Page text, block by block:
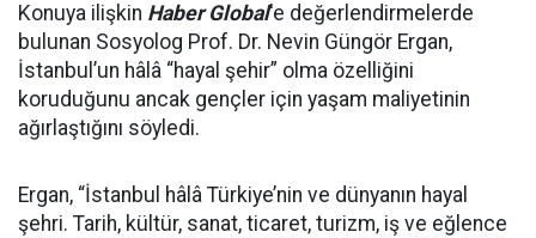
Konuya ilişkin Haber Global'e değerlendirmelerde
bulunan Sosyolog Prof. Dr. Nevin Güngör Ergan,
İstanbul’un hâlâ “hayal şehir” olma özelliğini
koruduğunu ancak gençler için yaşam maliyetinin
ağırlaştığını söyledi.
Ergan, “İstanbul hâlâ Türkiye’nin ve dünyanın hayal
şehri. Tarih, kültür, sanat, ticaret, turizm, iş ve eğlence